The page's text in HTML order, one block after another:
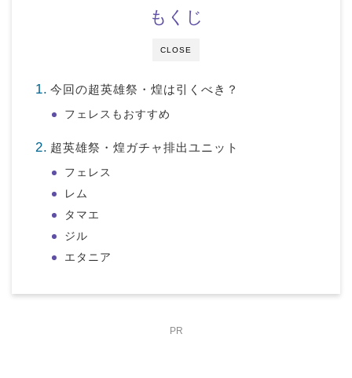
CLOSE
もくじ
今回の超英雄祭・煌は引くべき？
フェレスもおすすめ
超英雄祭・煌ガチャ排出ユニット
フェレス
レム
タマエ
ジル
エタニア
PR